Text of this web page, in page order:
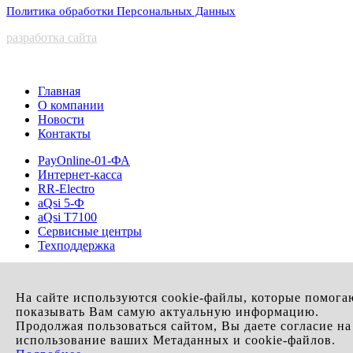
Смоленская область
Ярославская область
Удмуртская республика
Пензенская область
Саратовская область
Хабаровский край
Политика обработки Персональных Данных
разработка сайта
На сайте используются cookie-файлы, которые
показывать Вам самую актуальную информацию.
Продолжая пользоваться сайтом, Вы даете согласие на
использование ваших Метаданных и cookie-файлов.
Главная
О компании
Новости
Контакты
PayOnline-01-ФА
Интернет-касса
RR-Electro
aQsi 5-Ф
aQsi T7100
Сервисные центры
Техподдержка